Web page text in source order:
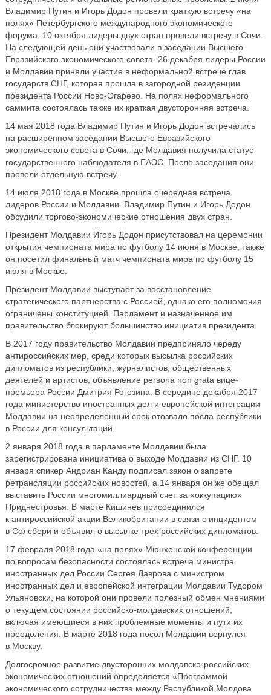
Владимир Путин и Игорь Додон провели краткую встречу «на
полях» Петербургского международного экономического
форума. 10 октября лидеры двух стран провели встречу в Сочи.
На следующей день они участвовали в заседании Высшего
Евразийского экономического совета. 26 декабря лидеры России
и Молдавии приняли участие в неформальной встрече глав
государств СНГ, которая прошла в загородной резиденции
президента России Ново-Огарево. На полях неформального
саммита состоялась также их краткая двусторонняя встреча.
14 мая 2018 года Владимир Путин и Игорь Додон встречались
на расширенном заседании Высшего Евразийского
экономического совета в Сочи, где Молдавия получила статус
государственного наблюдателя в ЕАЭС. После заседания они
провели отдельную встречу.
14 июля 2018 года в Москве прошла очередная встреча
лидеров России и Молдавии. Владимир Путин и Игорь Додон
обсудили торгово-экономические отношения двух стран.
Президент Молдавии Игорь Додон присутствовал на церемонии
открытия чемпионата мира по футболу 14 июня в Москве, также
он посетил финальный матч чемпионата мира по футболу 15
июля в Москве.
Президент Молдавии выступает за восстановление
стратегического партнерства с Россией, однако его полномочия
ограничены конституцией. Парламент и назначенное им
правительство блокируют большинство инициатив президента.
В 2017 году правительство Молдавии предприняло череду
антироссийских мер, среди которых высылка российских
дипломатов из республики, журналистов, общественных
деятелей и артистов, объявление persona non grata вице-
премьера России Дмитрия Рогозина. В середине декабря 2017
года министерство иностранных дел и европейской интеграции
Молдавии на неопределенный срок отозвало посла республики
в России для консультаций.
2 января 2018 года в парламенте Молдавии была
зарегистрирована инициатива о выходе Молдавии из СНГ. 10
января спикер Андриан Канду подписал закон о запрете
ретрансляции российских новостей, а 14 января он же обещал
выставить России многомиллиардный счет за «оккупацию»
Приднестровья. В марте Кишинев присоединился
к антироссийской акции Великобритании в связи с инцидентом
в Солсбери и объявил о высылке трех российских дипломатов.
17 февраля 2018 года «на полях» Мюнхенской конференции
по вопросам безопасности состоялась встреча министра
иностранных дел России Сергея Лаврова с министром
иностранных дел и европейской интеграции Молдавии Тудором
Ульяновски, на которой они провели полезный обмен мнениями
о текущем состоянии российско-молдавских отношений,
включая имеющиеся в них проблемные моменты и пути их
преодоления. В марте 2018 года посол Молдавии вернулся
в Москву.
Долгосрочное развитие двусторонних молдавско-российских
экономических отношений определяется «Программой
экономического сотрудничества между Республикой Молдова